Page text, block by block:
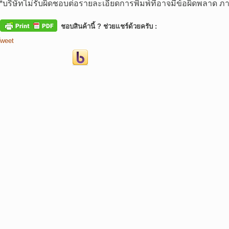
บริษัทไม่รับผิดชอบต่อรายละเอียดการพิมพ์ที่อาจมีข้อผิดพลาด
ชอบสินค้านี้ ? ช่วยแชร์ด้วยครับ :